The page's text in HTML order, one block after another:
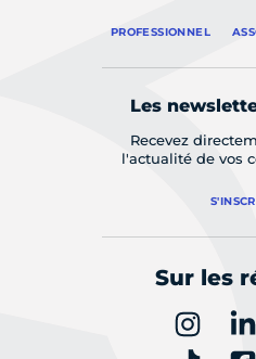
PROFESSIONNEL
Les
Recevez
l'actualité de vos
Sur les